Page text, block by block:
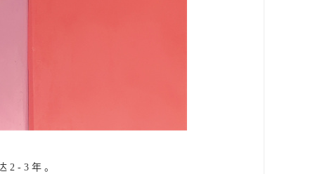
2 - 3 年 。